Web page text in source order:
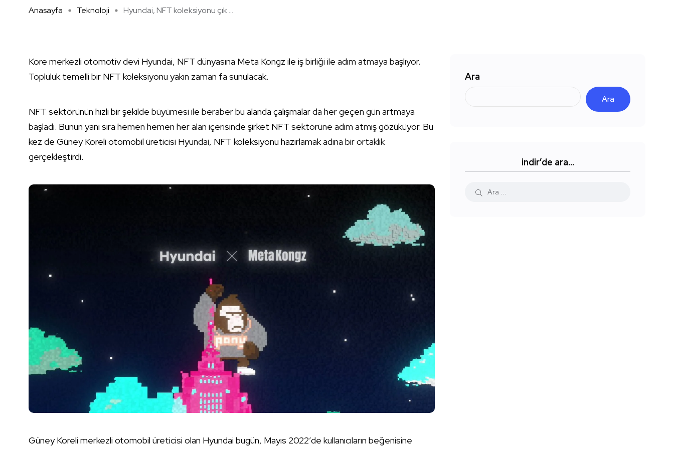
Anasayfa Teknoloji Hyundai, NFT koleksiyonu çık ...
Kore merkezli otomotiv devi Hyundai, NFT dünyasına Meta Kongz ile iş birliği ile adım atmaya başlıyor.
Topluluk temelli bir NFT koleksiyonu yakın zaman fa sunulacak.
NFT sektörünün hızlı bir şekilde büyümesi ile beraber bu alanda çalışmalar da her geçen gün artmaya
başladı. Bunun yanı sıra hemen hemen her alan içerisinde şirket NFT sektörüne adım atmış gözüküyor. Bu
kez de Güney Koreli otomobil üreticisi Hyundai, NFT koleksiyonu hazırlamak adına bir ortaklık
gerçekleştirdi.
Güney Koreli merkezli otomobil üreticisi olan Hyundai bugün, Mayıs 2022’de kullanıcıların beğenisine
Ara
Ara
indir’de ara…